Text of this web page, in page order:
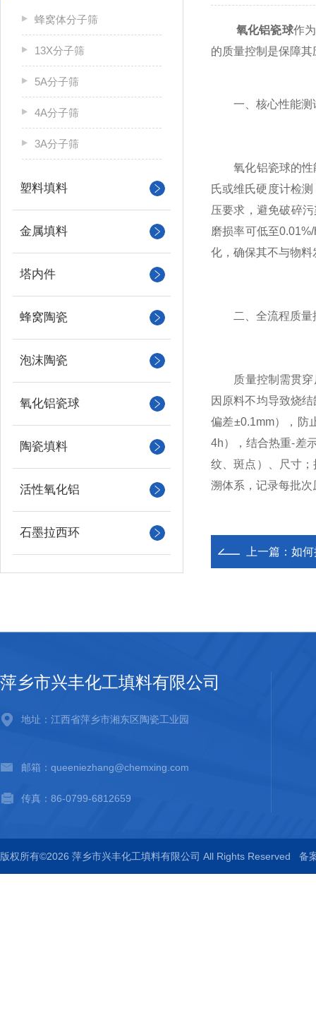
蜂窝体分子筛
13X分子筛
5A分子筛
4A分子筛
3A分子筛
塑料填料
金属填料
塔内件
蜂窝陶瓷
泡沫陶瓷
氧化铝瓷球
陶瓷填料
活性氧化铝
石墨拉西环
氧化铝瓷球作
的质量控制是保障
一、核心性能测
氧化铝瓷球的性能
氏或维氏硬度计检
压要求，避免破碎
磨损率可低至
化，确保其不与物
二、全流程质量
质量控制需贯穿原
因原料不均导致烧
偏差±0.1mm），防
4h），结合热重-差
纹、斑点）、尺寸
溯体系，记录每批
上一篇： 如
萍乡市兴丰化工填料有限公司
地址：江西省萍乡市湘东区陶瓷工业园
邮箱：queeniezhang@chemxing.com
传真：86-0799-6812659
版权所有©2026 萍乡市兴丰化工填料有限公司 All Rights Reserved 备